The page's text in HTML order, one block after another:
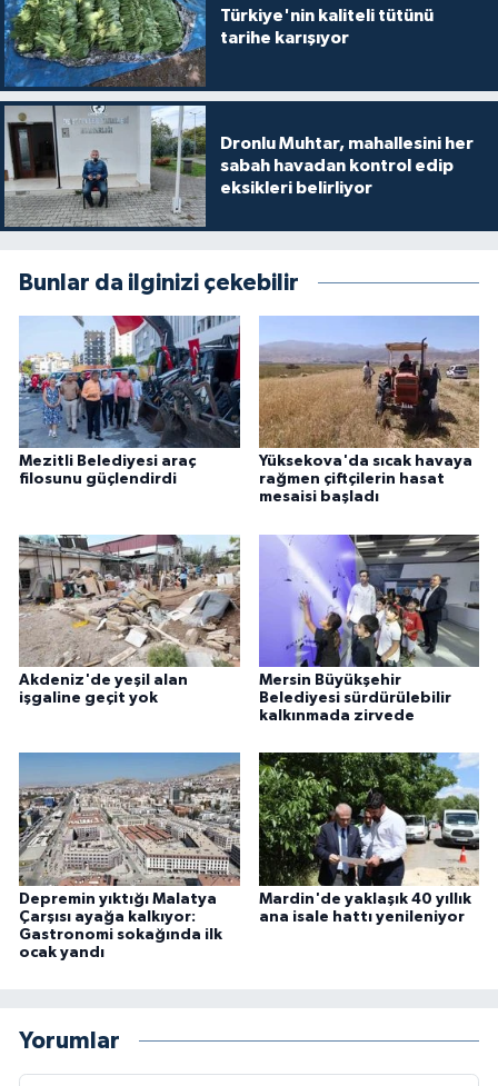
Türkiye'nin kaliteli tütünü
tarihe karışıyor
Dronlu Muhtar, mahallesini her
sabah havadan kontrol edip
eksikleri belirliyor
Bunlar da ilginizi çekebilir
Mezitli Belediyesi araç
filosunu güçlendirdi
Yüksekova'da sıcak havaya
rağmen çiftçilerin hasat
mesaisi başladı
Akdeniz'de yeşil alan
işgaline geçit yok
Mersin Büyükşehir
Belediyesi sürdürülebilir
kalkınmada zirvede
Depremin yıktığı Malatya
Çarşısı ayağa kalkıyor:
Gastronomi sokağında ilk
ocak yandı
Mardin'de yaklaşık 40 yıllık
ana isale hattı yenileniyor
Yorumlar